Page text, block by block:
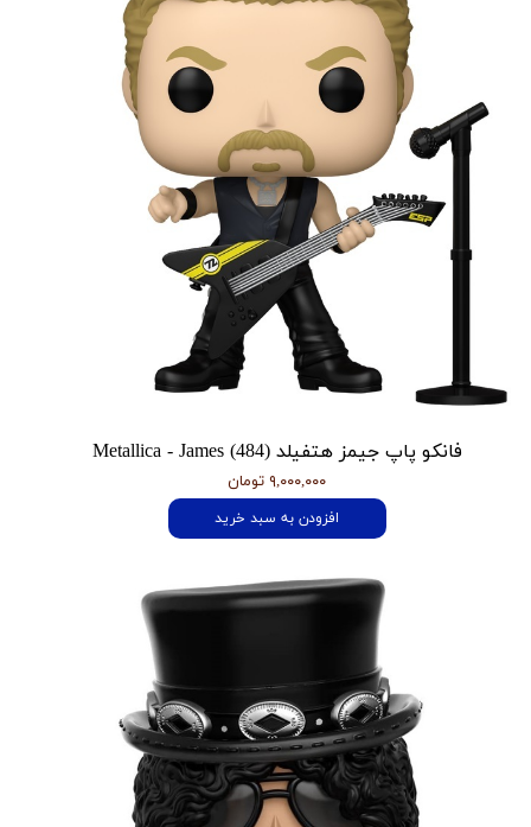
فانکو پاپ جیمز هتفیلد Metallica - James (484)
۹,۰۰۰,۰۰۰ تومان
افزودن به سبد خرید